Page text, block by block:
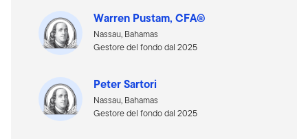
Warren Pustam, CFA®
Nassau, Bahamas
Gestore del fondo dal 2025
Peter Sartori
Nassau, Bahamas
Gestore del fondo dal 2025